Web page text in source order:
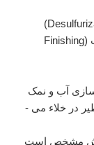
فرآیندهای ارتقاء کیفیت و خواص محصولات (Finishing
آب و نمک
و کلیه ­ی فرایندهای تقطیر اتمسفریک و تقطیر در خلاء می ­
مشخص است